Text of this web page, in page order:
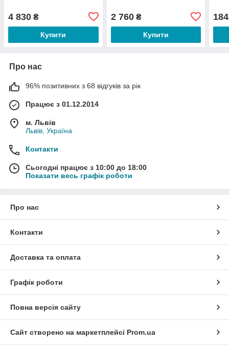
4 830 ₴
Купити
2 760₴
Купити
184
Про нас
96% позитивних з 68 відгуків за рік
Працює з 01.12.2014
м. Львів
Львів, Україна
Контакти
Сьогодні працює з 10:00 до 18:00
Показати весь графік роботи
Про нас
Контакти
Доставка та оплата
Графік роботи
Повна версія сайту
Сайт створено на маркетплейсі Prom.ua